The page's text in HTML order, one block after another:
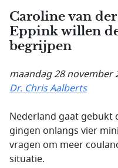
Caroline van
Eppink willen
begrijpen
maandag 28 november
Dr. Chris Aalberts
Nederland gaat gebukt
gingen onlangs vier
vragen om meer
situatie.